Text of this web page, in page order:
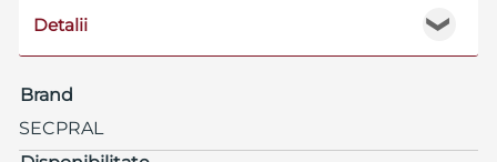
❯
Detalii
Brand
SECPRAL